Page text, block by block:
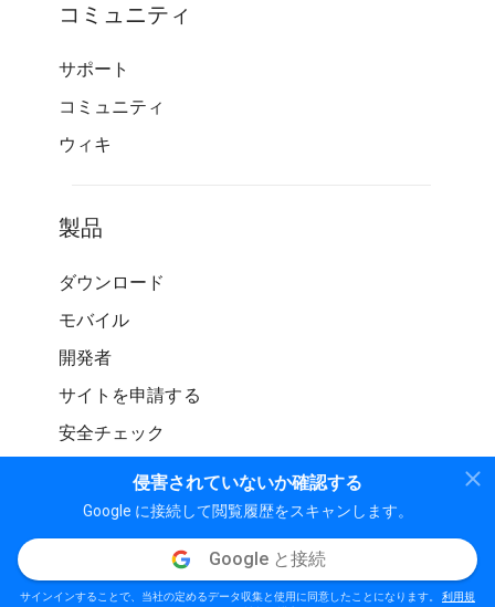
侵害されていないか確認する
Google に接続して閲覧履歴をスキャンします。
Google と接続
サインインすることで、当社の定めるデータ収集と使用に同意したことになります。 利用規
コミュニティ
サポート
コミュニティ
ウィキ
製品
ダウンロード
モバイル
開発者
サイトを申請する
安全チェック
© WOT サービス LP。 無断転載を禁じます